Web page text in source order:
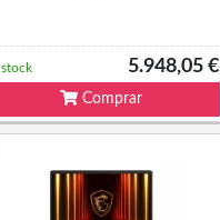
5.948,05 €
stock
Comprar